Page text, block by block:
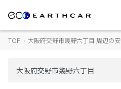
TOP › 大阪府交野市幾野六丁目 周辺の